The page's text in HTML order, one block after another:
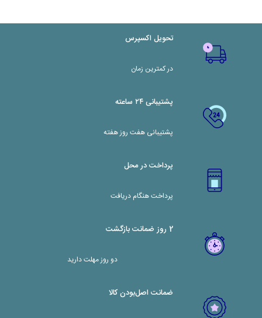
تحویل اکسپرس
در کمترین زمان
پشتیبانی ۲۴ ساعته
پشتیبانی هفت روز هفته
پرداخت در محل
پرداخت هنگام دریافت
2 روز ضمانت بازگشت
دو روز مهلت دارید
ضمانت اصل‌بودن کالا